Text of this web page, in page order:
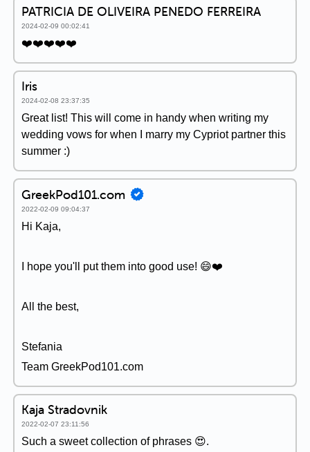
PATRICIA DE OLIVEIRA PENEDO FERREIRA
2024-02-09 00:02:41
❤️❤️❤️❤️❤️
Iris
2024-02-08 23:37:35
Great list! This will come in handy when writing my
wedding vows for when I marry my Cypriot partner this
summer :)
GreekPod101.com
2022-02-09 09:04:37
Hi Kaja,
I hope you'll put them into good use! 😄❤️
All the best,
Stefania
Team GreekPod101.com
Kaja Stradovnik
2022-02-07 23:11:56
Such a sweet collection of phrases 😍.